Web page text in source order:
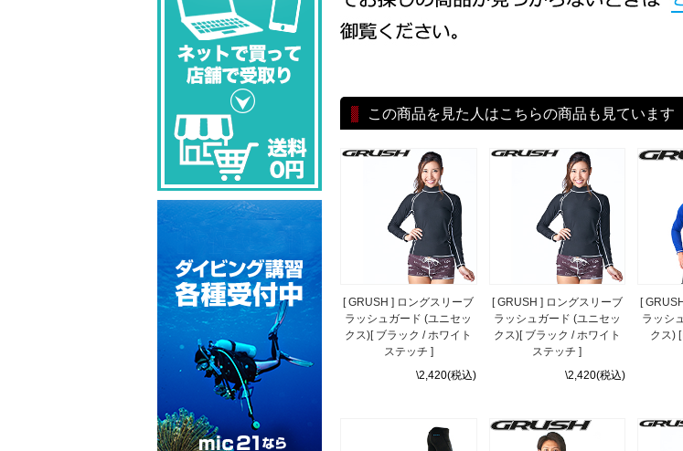
この商品を見た人はこちらの商品も見ています
[ GRUSH ] ロングスリーブ
ラッシュガード (ユニセッ
クス)[ ブラック / ホワイト
ステッチ ]
\2,420(税込)
[ GRUSH ] ロングスリーブ
ラッシュガード (ユニセッ
クス)[ ブラック / ホワイト
ステッチ ]
\2,420(税込)
[
ラッシ
クス)